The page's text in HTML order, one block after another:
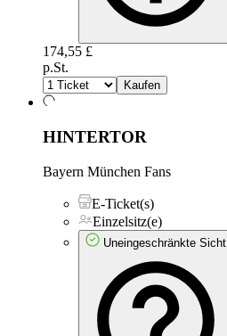
174,55 £
p.St.
Kaufen
HINTERTOR
Bayern München Fans
E-Ticket(s)
Einzelsitz(e)
Uneingeschränkte Sicht